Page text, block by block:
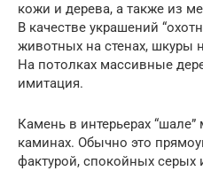
кожи и дерева, а также из
В качестве украшений
животных на стенах, шкуры
На потолках массивные
имитация.
Камень в интерьерах
каминах. Обычно это
фактурой, спокойных серых